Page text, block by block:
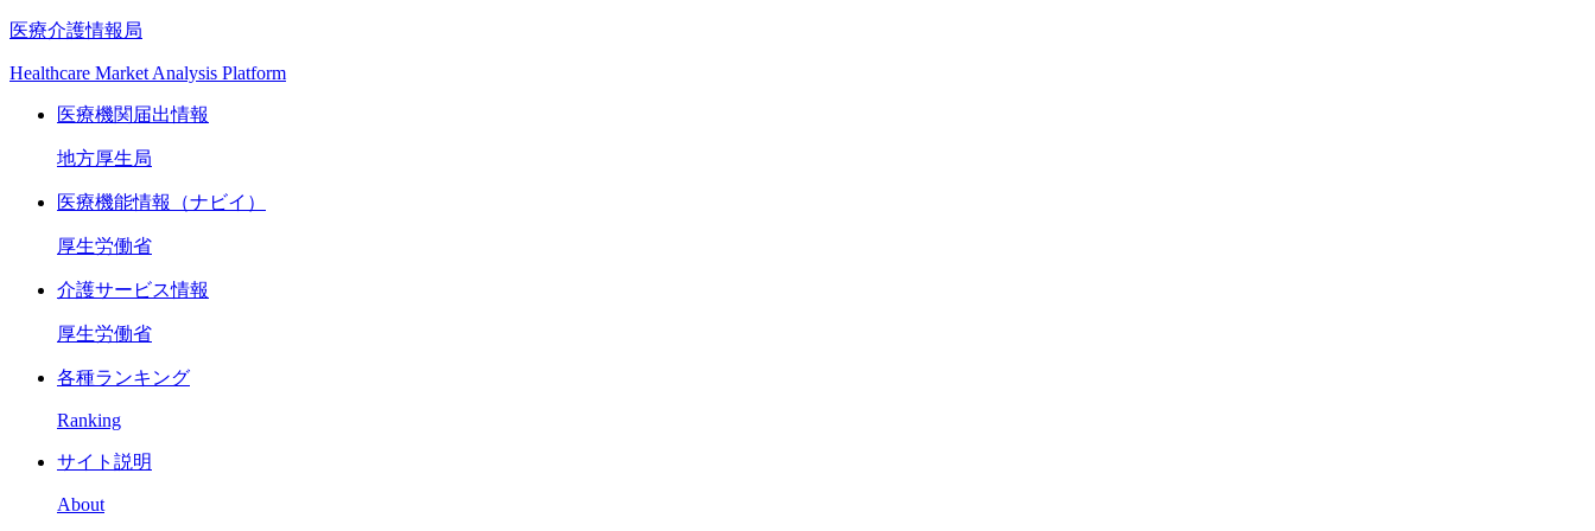
医療介護情報局
Healthcare Market Analysis Platform
医療機関届出情報
地方厚生局
医療機能情報（ナビイ）
厚生労働省
介護サービス情報
厚生労働省
各種ランキング
Ranking
サイト説明
About